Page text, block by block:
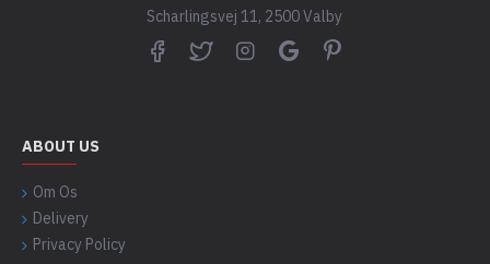
Scharlingsvej 11, 2500 Valby
ABOUT US
Om Os
Delivery
Privacy Policy